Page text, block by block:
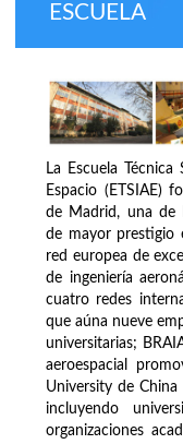
ESCUELA
La Escuela
Espacio (ETSIAE)
de Madrid, una de
de mayor prestigio
red europea de
de ingeniería
cuatro redes
que aúna nueve
universitarias;
aeroespacial
University de
incluyendo
organizaciones